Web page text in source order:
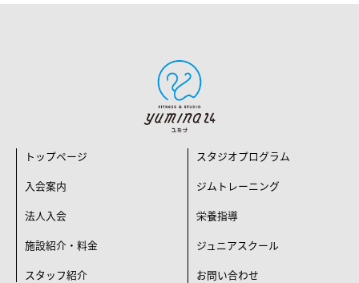
トップページ
入会案内
法人入会
施設紹介・料金
スタッフ紹介
スタジオプログラム
ジムトレーニング
栄養指導
ジュニアスクール
お問い合わせ